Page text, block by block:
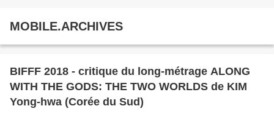
MOBILE.ARCHIVES
BIFFF 2018 - critique du long-métrage ALONG
WITH THE GODS: THE TWO WORLDS de KIM
Yong-hwa (Corée du Sud)